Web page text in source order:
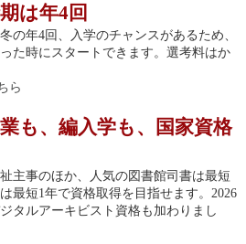
は年4回
の年4回、入学のチャンスがあるため、
た時にスタートできます。選考料はか
ら
も、編入学も、国家資格
主事のほか、人気の図書館司書は最短
最短1年で資格取得を目指せます。2026
タルアーキビスト資格も加わりまし